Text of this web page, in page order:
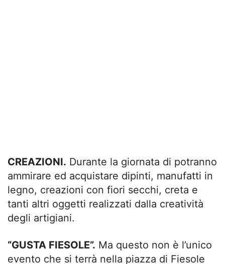
CREAZIONI. Durante la giornata di potranno
ammirare ed acquistare dipinti, manufatti in
legno, creazioni con fiori secchi, creta e
tanti altri oggetti realizzati dalla creatività
degli artigiani.
“GUSTA FIESOLE”. Ma questo non è l’unico
evento che si terrà nella piazza di Fiesole